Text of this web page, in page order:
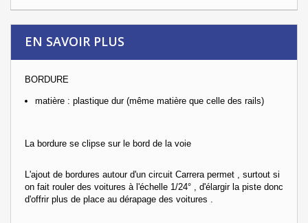
EN SAVOIR PLUS
BORDURE
matière : plastique dur (même matière que celle des rails)
La bordure se clipse sur le bord de la voie
L'ajout de bordures autour d'un circuit Carrera permet , surtout si
on fait rouler des voitures à l'échelle 1/24° , d'élargir la piste donc
d'offrir plus de place au dérapage des voitures .